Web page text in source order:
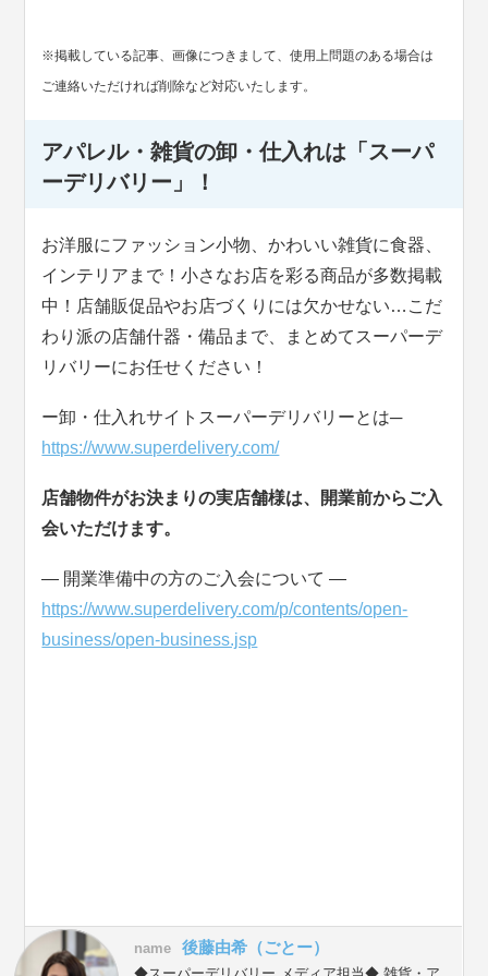
※掲載している記事、画像につきまして、使用上問題のある場合は
ご連絡いただければ削除など対応いたします。
アパレル・雑貨の卸・仕入れは「スーパ
ーデリバリー」！
お洋服にファッション小物、かわいい雑貨に食器、
インテリアまで！小さなお店を彩る商品が多数掲載
中！店舗販促品やお店づくりには欠かせない…こだ
わり派の店舗什器・備品まで、まとめてスーパーデ
リバリーにお任せください！
ー卸・仕入れサイトスーパーデリバリーとは─
https://www.superdelivery.com/
店舗物件がお決まりの実店舗様は、開業前からご入
会いただけます。
― 開業準備中の方のご入会について ―
https://www.superdelivery.com/p/contents/open-
business/open-business.jsp
name 後藤由希（ごとー）